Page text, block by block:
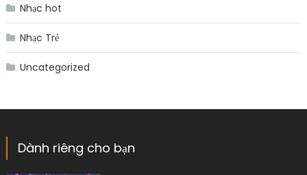
Nhạc hot
Nhạc Trẻ
Uncategorized
Dành riêng cho bạn